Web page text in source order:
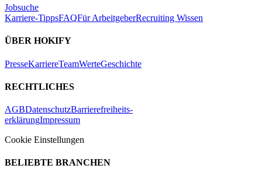
Jobsuche
Karriere-TippsFAQFür ArbeitgeberRecruiting Wissen
ÜBER HOKIFY
PresseKarriereTeamWerteGeschichte
RECHTLICHES
AGBDatenschutzBarrierefreiheits-
erklärungImpressum
Cookie Einstellungen
BELIEBTE BRANCHEN